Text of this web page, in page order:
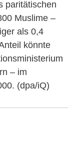
paritätischen
Muslime –
als 0,4
könnte
– im
(dpa/iQ)